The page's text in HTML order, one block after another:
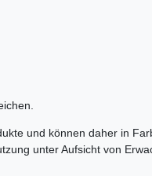
und können daher in
unter Aufsicht von